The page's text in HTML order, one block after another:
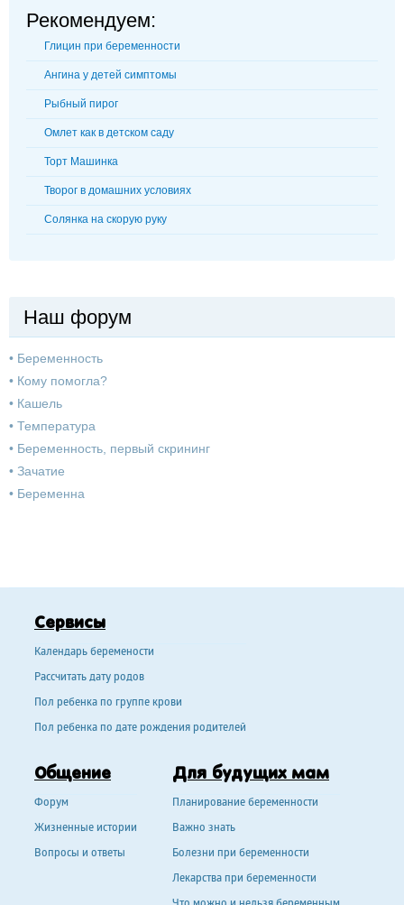
Рекомендуем:
Глицин при беременности
Ангина у детей симптомы
Рыбный пирог
Омлет как в детском саду
Торт Машинка
Творог в домашних условиях
Солянка на скорую руку
Наш форум
• Беременность
• Кому помогла?
• Кашель
• Температура
• Беременность, первый скрининг
• Зачатие
• Беременна
Сервисы
Календарь беремености
Рассчитать дату родов
Пол ребенка по группе крови
Пол ребенка по дате рождения родителей
Общение
Форум
Жизненные истории
Вопросы и ответы
Для будущих мам
Планирование беременности
Важно знать
Болезни при беременности
Лекарства при беременности